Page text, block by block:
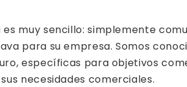
muy sencillo: simplemente
para su empresa. Somos
específicas para objetivos
necesidades comerciales.